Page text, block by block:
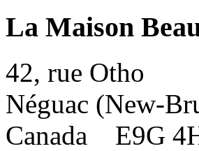
La Maison
42, rue Otho
Néguac (New-
Canada E9G